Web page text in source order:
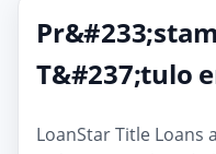
T&#237;tulo
LoanStar Title Loans